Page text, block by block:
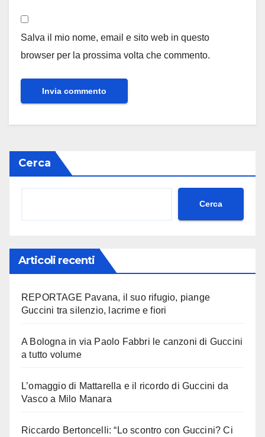
Salva il mio nome, email e sito web in questo
browser per la prossima volta che commento.
Cerca
Cerca
Articoli recenti
REPORTAGE Pavana, il suo rifugio, piange
Guccini tra silenzio, lacrime e fiori
A Bologna in via Paolo Fabbri le canzoni di Guccini
a tutto volume
L’omaggio di Mattarella e il ricordo di Guccini da
Vasco a Milo Manara
Riccardo Bertoncelli: “Lo scontro con Guccini? Ci